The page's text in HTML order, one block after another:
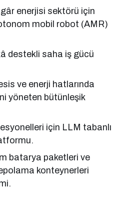
enerjisi sektörü için
mobil robot (AMR)
destekli saha iş gücü
ve enerji hatlarında
yöneten bütünleşik
için LLM tabanlı
batarya paketleri ve
konteynerleri